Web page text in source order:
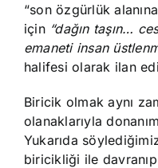
“son özgürlük
için “dağın taşın…
emaneti insan
halifesi olarak ilan
Biricik olmak aynı
olanaklarıyla
Yukarıda
biricikliği ile